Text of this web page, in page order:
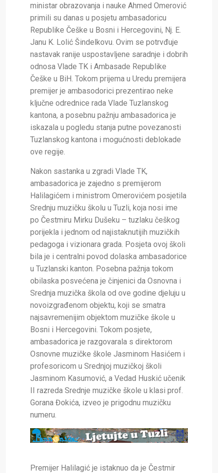
ministar obrazovanja i nauke Ahmed Omerović
primili su danas u posjetu ambasadoricu
Republike Češke u Bosni i Hercegovini, Nj. E.
Janu K. Lolić Šindelkovu. Ovim se potrvđuje
nastavak ranije uspostavljene saradnje i dobrih
odnosa Vlade TK i Ambasade Republike
Češke u BiH. Tokom prijema u Uredu premijera
premijer je ambasodorici prezentirao neke
ključne odrednice rada Vlade Tuzlanskog
kantona, a posebnu pažnju ambasadorica je
iskazala u pogledu stanja putne povezanosti
Tuzlanskog kantona i mogućnosti deblokade
ove regije.
Nakon sastanka u zgradi Vlade TK,
ambasadorica je zajedno s premijerom
Halilagićem i ministrom Omerovićem posjetila
Srednju muzičku školu u Tuzli, koja nosi ime
po Čestmiru Mirku Dušeku – tuzlaku češkog
porijekla i jednom od najistaknutijih muzičkih
pedagoga i vizionara grada. Posjeta ovoj školi
bila je i centralni povod dolaska ambasadorice
u Tuzlanski kanton. Posebna pažnja tokom
obilaska posvećena je činjenici da Osnovna i
Srednja muzička škola od ove godine djeluju u
novoizgrađenom objektu, koji se smatra
najsavremenijim objektom muzičke škole u
Bosni i Hercegovini. Tokom posjete,
ambasadorica je razgovarala s direktorom
Osnovne muzičke škole Jasminom Hasićem i
profesoricom u Srednjoj muzičkoj školi
Jasminom Kasumović, a Vedad Huskić učenik
II razreda Srednje muzičke škole u klasi prof.
Gorana Đokića, izveo je prigodnu muzičku
numeru.
Premijer Halilagić je istaknuo da je Čestmir